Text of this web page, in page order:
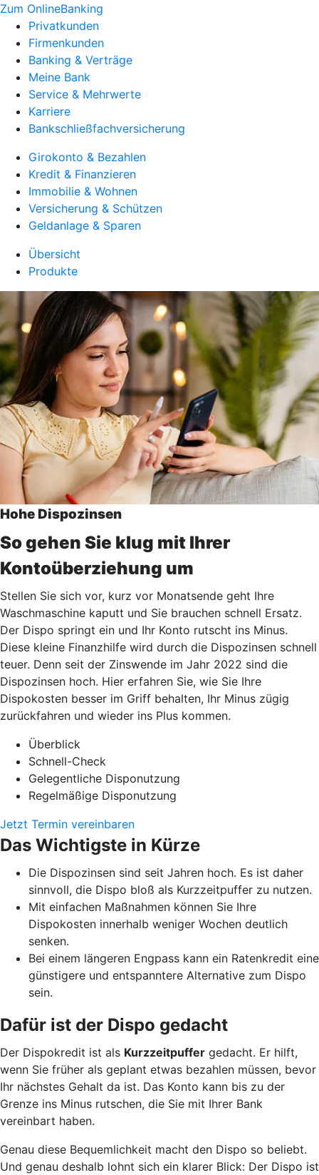
Zum OnlineBanking
Privatkunden
Firmenkunden
Banking & Verträge
Meine Bank
Service & Mehrwerte
Karriere
Bankschließfachversicherung
Girokonto & Bezahlen
Kredit & Finanzieren
Immobilie & Wohnen
Versicherung & Schützen
Geldanlage & Sparen
Übersicht
Produkte
Hohe Dispozinsen
So gehen Sie klug mit Ihrer
Kontoüberziehung um
Stellen Sie sich vor, kurz vor Monatsende geht Ihre
Waschmaschine kaputt und Sie brauchen schnell Ersatz.
Der Dispo springt ein und Ihr Konto rutscht ins Minus.
Diese kleine Finanzhilfe wird durch die Dispozinsen schnell
teuer. Denn seit der Zinswende im Jahr 2022 sind die
Dispozinsen hoch. Hier erfahren Sie, wie Sie Ihre
Dispokosten besser im Griff behalten, Ihr Minus zügig
zurückfahren und wieder ins Plus kommen.
Überblick
Schnell-Check
Gelegentliche Disponutzung
Regelmäßige Disponutzung
Jetzt Termin vereinbaren
Das Wichtigste in Kürze
Die Dispozinsen sind seit Jahren hoch. Es ist daher
sinnvoll, die Dispo bloß als Kurzzeitpuffer zu nutzen.
Mit einfachen Maßnahmen können Sie Ihre
Dispokosten innerhalb weniger Wochen deutlich
senken.
Bei einem längeren Engpass kann ein Ratenkredit eine
günstigere und entspanntere Alternative zum Dispo
sein.
Dafür ist der Dispo gedacht
Der Dispokredit ist als Kurzzeitpuffer gedacht. Er hilft,
wenn Sie früher als geplant etwas bezahlen müssen, bevor
Ihr nächstes Gehalt da ist. Das Konto kann bis zu der
Grenze ins Minus rutschen, die Sie mit Ihrer Bank
vereinbart haben.
Genau diese Bequemlichkeit macht den Dispo so beliebt.
Und genau deshalb lohnt sich ein klarer Blick: Der Dispo ist